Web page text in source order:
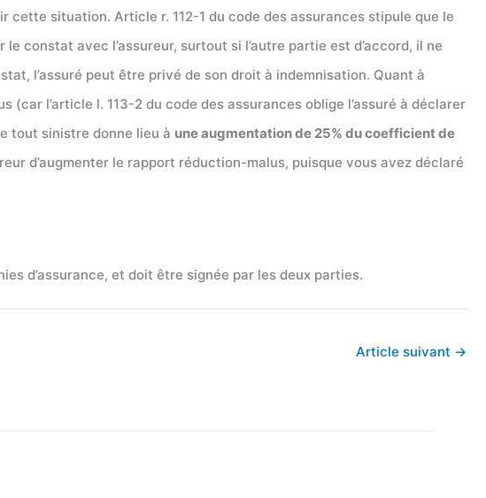
situation. Article r. 112-1 du code des assurances stipule que le
constat avec l’assureur, surtout si l’autre partie est d’accord, il ne
l’assuré peut être privé de son droit à indemnisation. Quant à
l’article l. 113-2 du code des assurances oblige l’assuré à déclarer
tout sinistre donne lieu à une augmentation de 25% du coefficient de
d’augmenter le rapport réduction-malus, puisque vous avez déclaré
d’assurance, et doit être signée par les deux parties.
Article suivant →